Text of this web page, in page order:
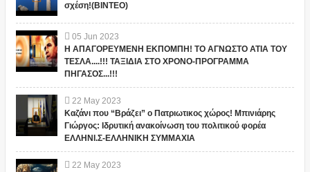
σχέση!(ΒΙΝΤΕΟ)
05 Jun 2023
Η ΑΠΑΓΟΡΕΥΜΕΝΗ ΕΚΠΟΜΠΗ! ΤΟ ΑΓΝΩΣΤΟ ΑΤΙΑ ΤΟΥ
ΤΕΣΛΑ....!!! ΤΑΞΙΔΙΑ ΣΤΟ ΧΡΟΝΟ-ΠΡΟΓΡΑΜΜΑ
ΠΗΓΑΣΟΣ...!!!
22 May 2023
Καζάνι που “Βράζει” ο Πατριωτικος χώρος! Μπινιάρης
Γιώργος: Ιδρυτική ανακοίνωση του πολιτικού φορέα
ΕΛΛΗΝΙ.Σ-ΕΛΛΗΝΙΚΗ ΣΥΜΜΑΧΙΑ
22 May 2023